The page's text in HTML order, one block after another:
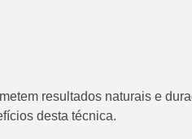
resultados naturais e
desta técnica.